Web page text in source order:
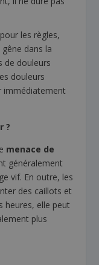
les règles,
dans la
de douleurs
douleurs
immédiatement
?
menace de
généralement
vif. En outre, les
des caillots et
heures, elle peut
plus